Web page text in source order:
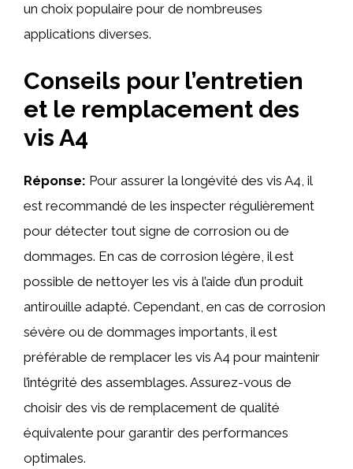
un choix populaire pour de nombreuses
applications diverses.
Conseils pour l’entretien
et le remplacement des
vis A4
Réponse: Pour assurer la longévité des vis A4, il
est recommandé de les inspecter régulièrement
pour détecter tout signe de corrosion ou de
dommages. En cas de corrosion légère, il est
possible de nettoyer les vis à l’aide d’un produit
antirouille adapté. Cependant, en cas de corrosion
sévère ou de dommages importants, il est
préférable de remplacer les vis A4 pour maintenir
l’intégrité des assemblages. Assurez-vous de
choisir des vis de remplacement de qualité
équivalente pour garantir des performances
optimales.